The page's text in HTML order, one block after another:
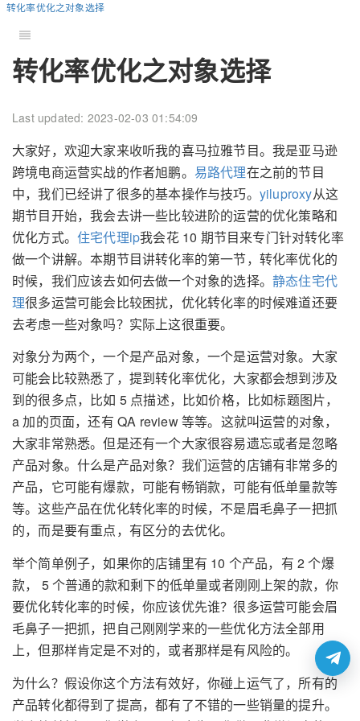
转化率优化之对象选择
转化率优化之对象选择
Last updated: 2023-02-03 01:54:09
大家好，欢迎大家来收听我的喜马拉雅节目。我是亚马逊
跨境电商运营实战的作者旭鹏。 易路代理在之前的节目
中，我们已经讲了很多的基本操作与技巧。 yiluproxy从这
期节目开始，我会去讲一些比较进阶的运营的优化策略和
优化方式。 住宅代理ip我会花 10 期节目来专门针对转化率
做一个讲解。本期节目讲转化率的第一节，转化率优化的
时候，我们应该去如何去做一个对象的选择。静态住宅代
理很多运营可能会比较困扰，优化转化率的时候难道还要
去考虑一些对象吗？实际上这很重要。
对象分为两个，一个是产品对象，一个是运营对象。大家
可能会比较熟悉了，提到转化率优化，大家都会想到涉及
到的很多点，比如 5 点描述，比如价格，比如标题图片，
a 加的页面，还有 QA review 等等。这就叫运营的对象，
大家非常熟悉。但是还有一个大家很容易遗忘或者是忽略
产品对象。什么是产品对象？我们运营的店铺有非常多的
产品，它可能有爆款，可能有畅销款，可能有低单量款等
等。这些产品在优化转化率的时候，不是眉毛鼻子一把抓
的，而是要有重点，有区分的去优化。
举个简单例子，如果你的店铺里有 10 个产品，有 2 个爆
款， 5 个普通的款和剩下的低单量或者刚刚上架的款，你
要优化转化率的时候，你应该优先谁？很多运营可能会眉
毛鼻子一把抓，把自己刚刚学来的一些优化方法全部用
上，但那样肯定是不对的，或者那样是有风险的。
为什么？假设你这个方法有效好，你碰上运气了，所有的
产品转化都得到了提高，都有了不错的一些销量的提升。